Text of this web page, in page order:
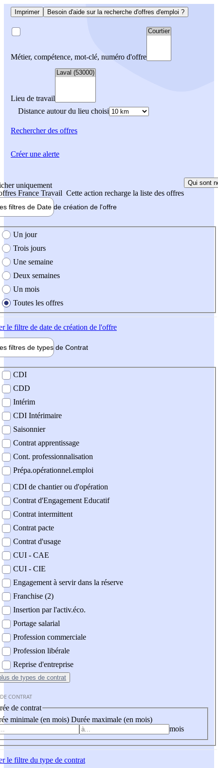
Imprimer Besoin d'aide sur la recherche d'offres d'emploi ?
Métier, compétence, mot-clé, numéro d'offre
Lieu de travail
Distance autour du lieu choisi
Rechercherdes offres
uniquement
France Travail Cette action recharge la liste des offres
Qui sont
filtres de Date de création de l'offre
création de l'offre
Un jour
Trois jours
Une semaine
Deux semaines
Un mois
Toutes les offres
le filtre de date de création de l'offre
filtres de types de Contrat
contrat
CDI
CDD
Intérim
CDI Intérimaire
Saisonnier
Contrat apprentissage
Cont. professionnalisation
Prépa.opérationnel.emploi
CDI de chantier ou d'opération
Contrat d'Engagement Educatif
Contrat intermittent
Contrat pacte
Contrat d'usage
CUI - CAE
CUI - CIE
Engagement à servir dans la réserve
Franchise (2)
Insertion par l'activ.éco.
Portage salarial
Profession commerciale
Profession libérale
Reprise d'entreprise
de types de contrat
CONTRAT
de contrat
minimale (en mois) Durée maximale (en mois)
mois
le filtre du type de contrat
Créer une alerte